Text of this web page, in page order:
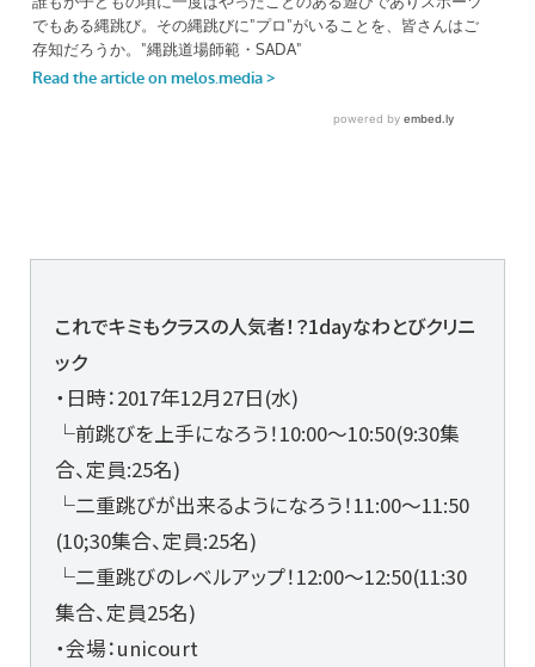
これでキミもクラスの人気者！？1dayなわとびクリニ
ック
・日時：2017年12月27日(水)
└前跳びを上手になろう！10:00～10:50(9:30集
合、定員:25名)
└二重跳びが出来るようになろう！11:00～11:50
(10;30集合、定員:25名)
└二重跳びのレベルアップ！12:00～12:50(11:30
集合、定員25名)
・会場：unicourt